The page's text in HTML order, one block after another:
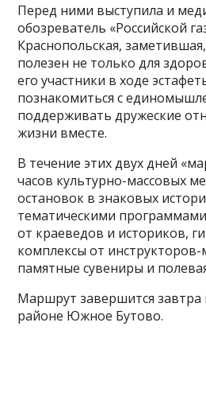
Перед ними выступила и
обозреватель «Российской
Краснопольская,
полезен не только для
его участники в ходе
познакомиться с
поддерживать дружеские
жизни вместе.
В течение этих двух дней
часов культурно-массовых
остановок в знаковых
тематическими
от краеведов и историков,
комплексы от
памятные сувениры и
Маршрут завершится завтра
районе Южное Бутово.